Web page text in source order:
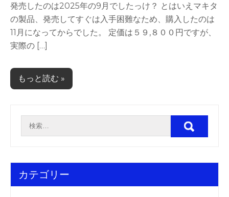
発売したのは2025年の9月でしたっけ？ とはいえマキタ
の製品、発売してすぐは入手困難なため、購入したのは
11月になってからでした。 定価は５９,８００円ですが、
実際の […]
もっと読む »
カテゴリー